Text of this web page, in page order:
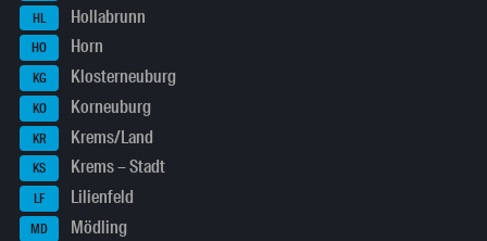
HL Hollabrunn
HO Horn
KG Klosterneuburg
KO Korneuburg
KR Krems/Land
KS Krems – Stadt
LF Lilienfeld
MD Mödling